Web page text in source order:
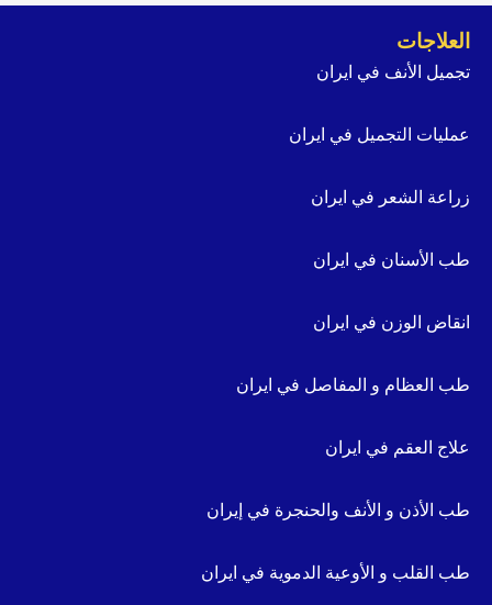
العلاجات
تجميل الأنف في ايران
عمليات التجميل في ايران
زراعة الشعر في ايران
طب الأسنان في ايران
انقاض الوزن في ايران
طب العظام و المفاصل في ايران
علاج العقم في ايران
طب الأذن و الأنف والحنجرة في إيران
طب القلب و الأوعية الدموية في ايران